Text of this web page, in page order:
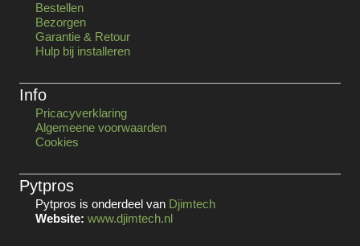
Bestellen
Bezorgen
Garantie & Retour
Hulp bij installeren
Info
Pricacyverklaring
Algemeene voorwaarden
Cookies
Pytpros
Pytpros is onderdeel van Djimtech
Website: www.djimtech.nl